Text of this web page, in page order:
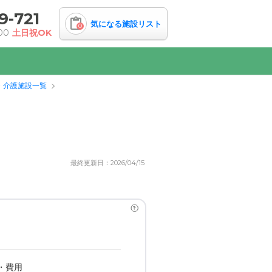
721
土日祝OK
0 気になる施設リスト
介護施設一覧
最終更新日：2026/04/15
?
費用